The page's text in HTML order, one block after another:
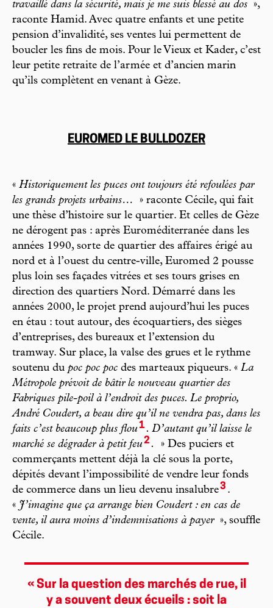
travaillé dans la sécurité, mais je me suis blessé au dos »,
raconte Hamid. Avec quatre enfants et une petite
pension d’invalidité, ses ventes lui permettent de
boucler les fins de mois. Pour le Vieux et Kader, c’est
leur petite retraite de l’armée et d’ancien marin
qu’ils complètent en venant à Gèze.
EUROMED LE BULLDOZER
« Historiquement les puces ont toujours été refoulées par
les grands projets urbains…
» raconte Cécile, qui fait
une thèse d’histoire sur le quartier. Et celles de Gèze
ne dérogent pas : après Euroméditerranée dans les
années 1990, sorte de quartier des affaires érigé au
nord et à l’ouest du centre-ville, Euromed 2 pousse
plus loin ses façades vitrées et ses tours grises en
direction des quartiers Nord. Démarré dans les
années 2000, le projet prend aujourd’hui les puces
en étau : tout autour, des écoquartiers, des sièges
d’entreprises, des bureaux et l’extension du
tramway. Sur place, la valse des grues et le rythme
soutenu du poc poc poc des marteaux piqueurs. « La
Métropole prévoit de bâtir le nouveau quartier des
Fabriques pile-poil à l’endroit des puces. Le proprio,
André Coudert, a beau dire qu’il ne vendra pas, dans les
faits c’est beaucoup plus flou1 . D’autant qu’il laisse le
marché se dégrader à petit feu2 .
» Des puciers et
commerçants mettent déjà la clé sous la porte,
dépités devant l’impossibilité de vendre leur fonds
de commerce dans un lieu devenu insalubre3 .
« J’imagine que ça arrange bien Coudert : en cas de
vente, il aura moins d’indemnisations à payer », souffle
Cécile.
« Sur la question des marchés de rue, il
y a souvent deux écueils : soit la